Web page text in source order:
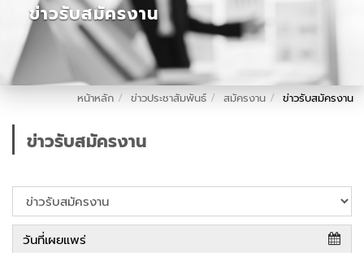
ข่าวรับสมัครงาน
หน้าหลัก ข่าวประชาสัมพันธ์ สมัครงาน ข่าวรับสมัครงาน
ข่าวรับสมัครงาน